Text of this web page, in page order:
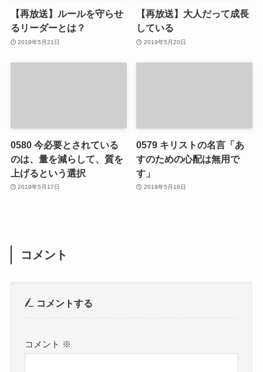
【再放送】ルールを守らせ
るリーダーとは？
2019年5月21日
【再放送】大人だって成長
している
2019年5月20日
0580 今必要とされている
のは、量を減らして、質を
上げるという選択
2019年5月17日
0579 キリストの名言「あ
すのための心配は無用で
す」
2019年5月16日
コメント
コメントする
コメント ※